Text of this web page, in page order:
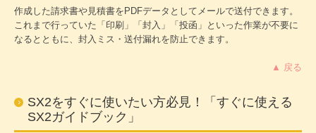
作成した請求書や見積書をPDFデータとしてメールで送付できます。
これまで行っていた「印刷」「封入」「投函」といった作業が不要に
なるとともに、封入ミス・送付漏れを防止できます。
▲ 戻る
SX2をすぐに使いたい方必見！「すぐに使える
SX2ガイドブック」